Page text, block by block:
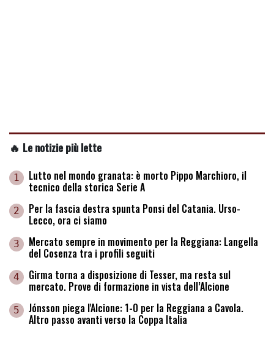
🔥 Le notizie più lette
1 Lutto nel mondo granata: è morto Pippo Marchioro, il
tecnico della storica Serie A
2 Per la fascia destra spunta Ponsi del Catania. Urso-
Lecco, ora ci siamo
3 Mercato sempre in movimento per la Reggiana: Langella
del Cosenza tra i profili seguiti
4 Girma torna a disposizione di Tesser, ma resta sul
mercato. Prove di formazione in vista dell’Alcione
5 Jónsson piega l'Alcione: 1-0 per la Reggiana a Cavola.
Altro passo avanti verso la Coppa Italia